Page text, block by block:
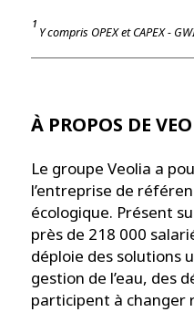
¹ Y compris OPEX et CAPEX -
À PROPOS DE
Le groupe Veolia a
l’entreprise de
écologique. Présent
près de 218 000
déploie des solutions
gestion de l’eau, des
participent à changer